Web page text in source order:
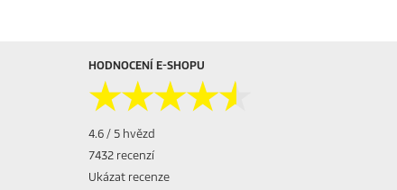
HODNOCENÍ E-SHOPU
★★★★★
★★★★★
4.6 / 5 hvězd
7432 recenzí
Ukázat recenze